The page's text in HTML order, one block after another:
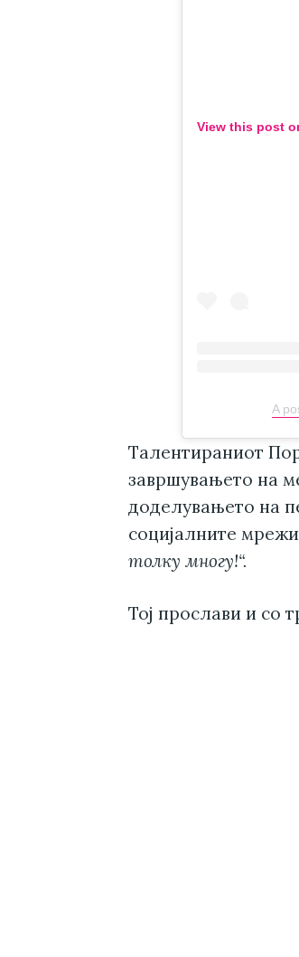
View this post
A
Талентираниот
завршувањето на
доделувањето на
социјалните
толку многу!“.
Тој прослави и со